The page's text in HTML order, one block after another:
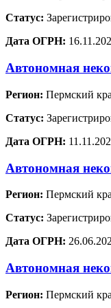
Статус:
Дата ОГРН:
Автономная
Регион: Пермский
Статус:
Дата ОГРН:
Автономная
Регион: Пермский
Статус:
Дата ОГРН:
Автономная
Регион: Пермский